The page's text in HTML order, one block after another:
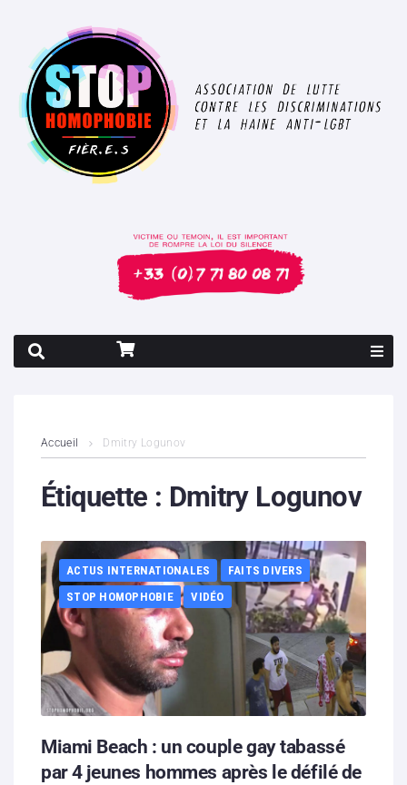
Contenus litigieux
Boutique
Partenaires
Contacts
Hébergement solidaire
Accueil Dmitry Logunov
Étiquette : Dmitry Logunov
ACTUS INTERNATIONALES
FAITS DIVERS
STOP HOMOPHOBIE
VIDÉO
Miami Beach : un couple gay tabassé
par 4 jeunes hommes après le défilé de